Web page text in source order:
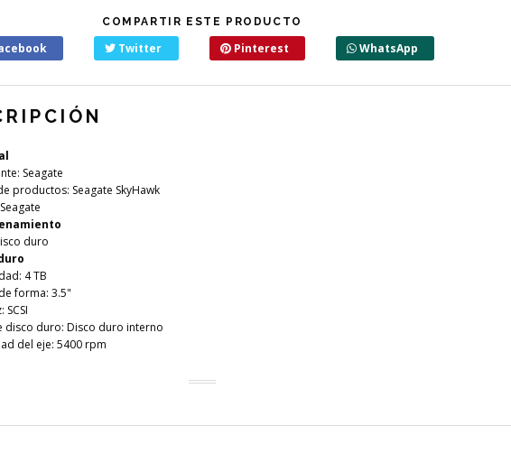
COMPARTIR ESTE PRODUCTO
Twitter Pinterest WhatsApp
Seagate
productos: Seagate SkyHawk
duro
4 TB
forma: 3.5"
SCSI
disco duro: Disco duro interno
del eje: 5400 rpm